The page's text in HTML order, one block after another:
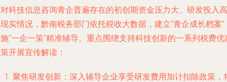
科技信息咨询青企普遍存在的初创期资金压力大、研发投入高
实情况，黔南税务部门依托税收大数据，建立“青企成长档案”
“一企一策”精准辅导。重点围绕支持科技创新的一系列税费优
开展宣传解读：
聚焦研发创新 ：深入辅导企业享受研发费用加计扣除政策，